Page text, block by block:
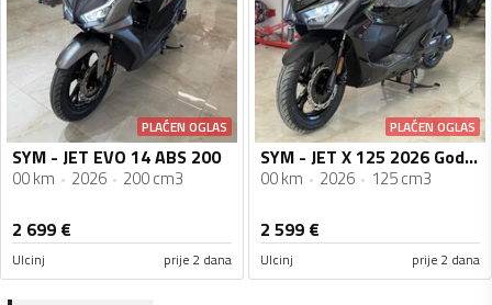
PLAĆEN OGLAS
SYM - JET EVO 14 ABS 200
00 km 2026 200 cm3
2 699 €
Ulcinj prije 2 dana
PLAĆEN OGLAS
SYM - JET X 125 2026 Godiste Nova Serija
00 km 2026 125 cm3
2 599 €
Ulcinj prije 2 dana